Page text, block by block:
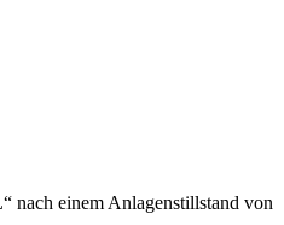
nach einem Anlagenstillstand von